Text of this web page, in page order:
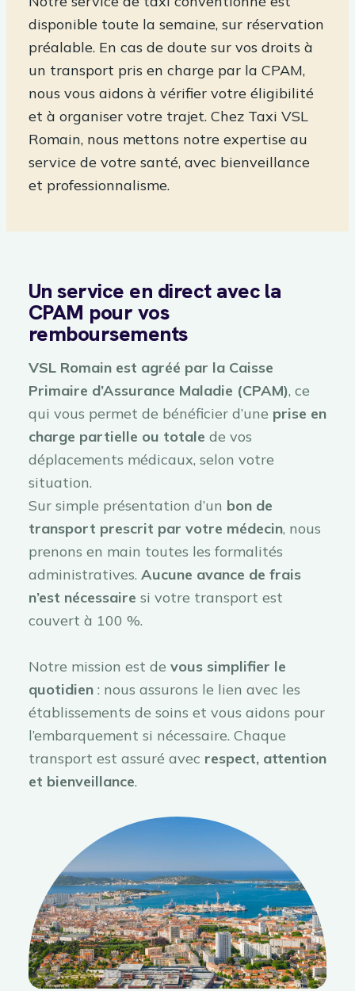
disponible toute la semaine, sur réservation
préalable. En cas de doute sur vos droits à
un transport pris en charge par la CPAM,
nous vous aidons à vérifier votre éligibilité
et à organiser votre trajet. Chez Taxi VSL
Romain, nous mettons notre expertise au
service de votre santé, avec bienveillance
et professionnalisme.
Un service en direct avec la
CPAM pour vos
remboursements
VSL Romain est agréé par la Caisse
Primaire d’Assurance Maladie (CPAM), ce
qui vous permet de bénéficier d’une prise en
charge partielle ou totale de vos
déplacements médicaux, selon votre
situation.
Sur simple présentation d’un bon de
transport prescrit par votre médecin, nous
prenons en main toutes les formalités
administratives. Aucune avance de frais
n’est nécessaire si votre transport est
couvert à 100 %.
Notre mission est de vous simplifier le
quotidien : nous assurons le lien avec les
établissements de soins et vous aidons pour
l’embarquement si nécessaire. Chaque
transport est assuré avec respect, attention
et bienveillance.